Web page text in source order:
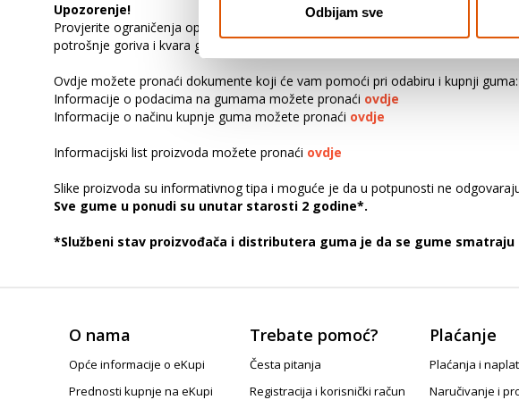
Odbijam sve
Upozorenje!
Provjerite ograničenja opterećenja u priručniku za vlasnika vozila.
potrošnje goriva i kvara gume. Također može prouzročiti ozbiljno pucanje,
Ovdje možete pronaći dokumente koji će vam pomoći pri odabiru i kupnji guma:
Informacije o podacima na gumama možete pronaći ovdje
Informacije o načinu kupnje guma možete pronaći ovdje
Informacijski list proizvoda možete pronaći ovdje
Slike proizvoda su informativnog tipa i moguće je da u potpunosti ne
Sve gume u ponudi su unutar starosti 2 godine*.
*Službeni stav proizvođača i distributera guma je da se gume
O nama
Opće informacije o eKupi
Prednosti kupnje na eKupi
Trebate pomoć?
Česta pitanja
Registracija i korisnički račun
Plaćanje
Plaćanja i
Naručivanje i